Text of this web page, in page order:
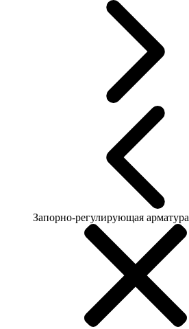
Запорно-регулирующая арматура